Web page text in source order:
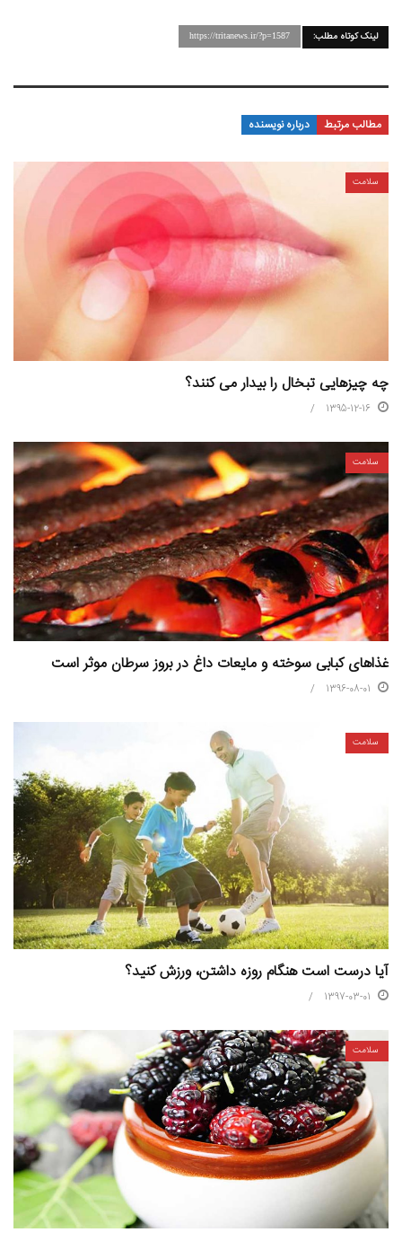
لینک کوتاه مطلب: https://tritanews.ir/?p=1587
مطالب مرتبط درباره نویسنده
سلامت
چه چیزهایی تبخال را بیدار می کنند؟
1395-12-16
سلامت
غذاهای کبابی سوخته و مایعات داغ در بروز سرطان موثر است
1396-08-01
سلامت
آیا درست است هنگام روزه داشتن، ورزش کنید؟
1397-03-01
سلامت